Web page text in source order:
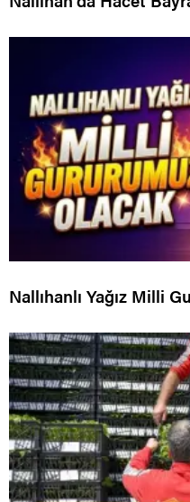
Nallıhanlı Yağız Milli